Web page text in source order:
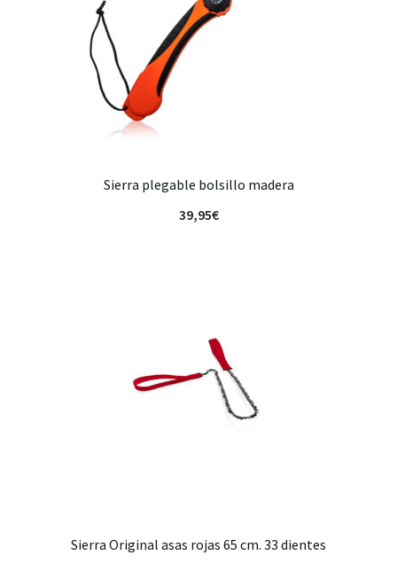
Sierra plegable bolsillo madera
39,95€
Sierra Original asas rojas 65 cm. 33 dientes